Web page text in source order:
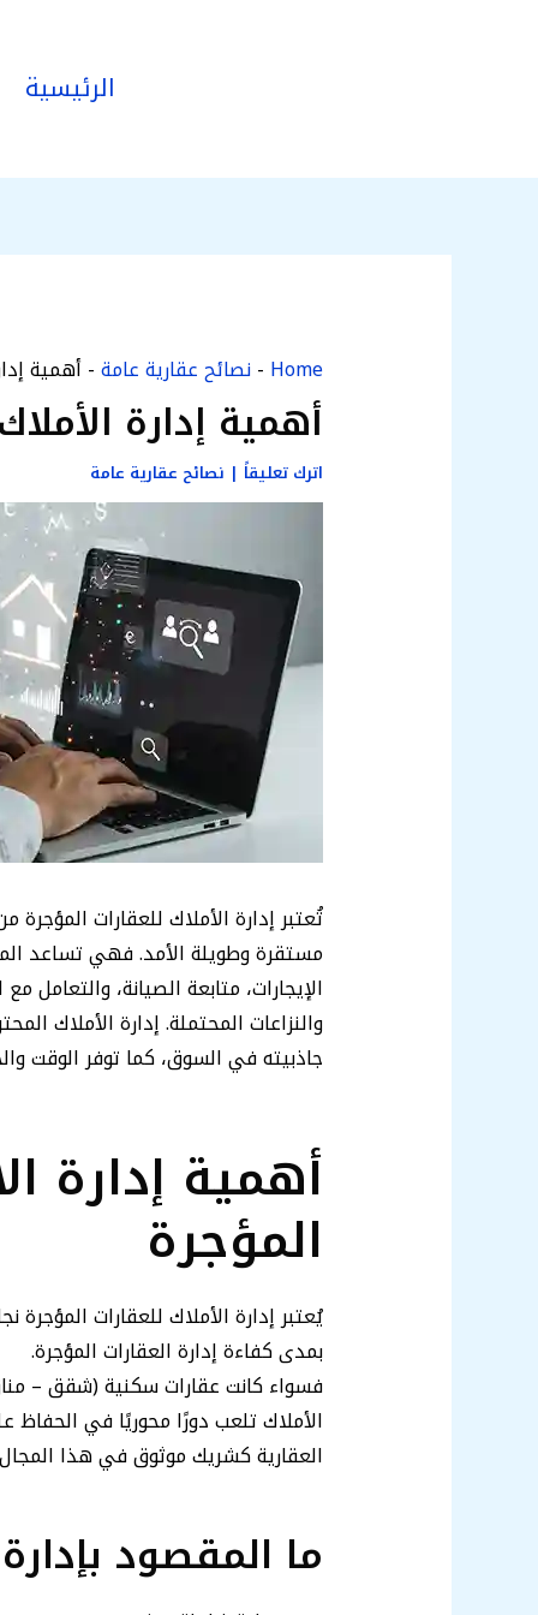
الرئيسية
Home
-نصائح عقارية عامة-أهمية
أهمية إدارة
اترك تعليقاً | نصائح عقارية عامة
تُعتبر إدارة الأملاك للعقارات
مستقرة وطويلة الأمد. فهي تساعد
الإيجارات، متابعة الصيانة، والتعامل
والنزاعات المحتملة. إدارة الأملاك
جاذبيته في السوق، كما توفر الوقت
أهمية إدارة
المؤجرة
يُعتبر إدارة الأملاك للعقارات
بمدى كفاءة إدارة العقارات المؤجرة.
فسواء كانت عقارات سكنية (شقق –
الأملاك تلعب دورًا محوريًا في الحفاظ
العقارية كشريك موثوق في هذا
ما المقصود